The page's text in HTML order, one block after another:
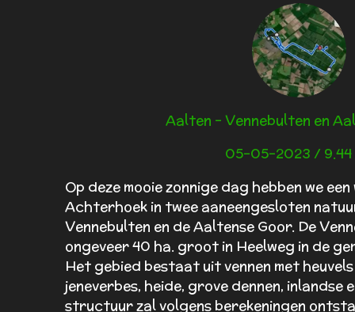
Aalten - Vennebulten en
05-05-2023 / 9.44
Op deze mooie zonnige dag hebben we
Achterhoek in twee aaneengesloten
Vennebulten en de Aaltense Goor. De
ongeveer 40 ha. groot in Heelweg in de
Het gebied bestaat uit vennen met
jeneverbes, heide, grove dennen, inlandse
structuur zal volgens berekeningen